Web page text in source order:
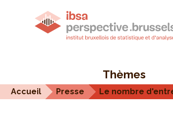
Thèmes
Accueil Presse Le nombre